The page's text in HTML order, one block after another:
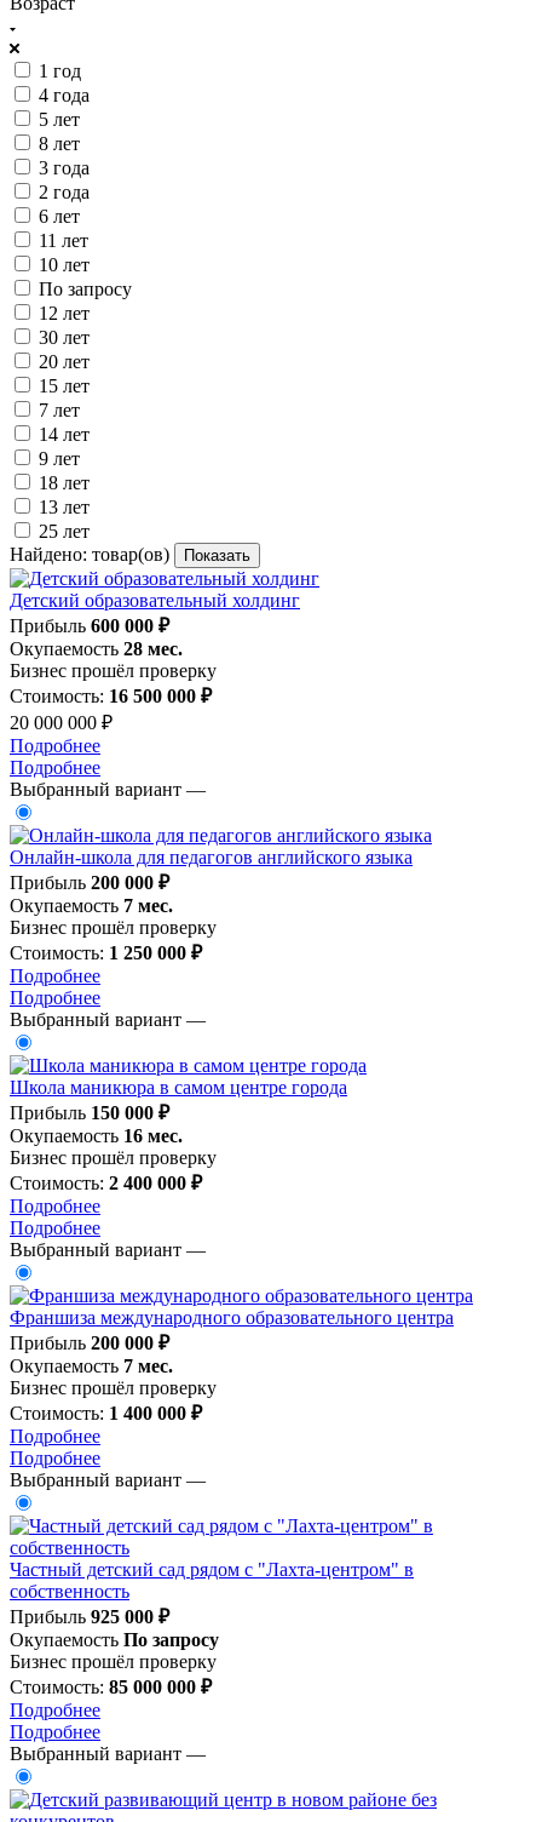
1 год
4 года
5 лет
8 лет
3 года
2 года
6 лет
11 лет
10 лет
По запросу
12 лет
30 лет
20 лет
15 лет
7 лет
14 лет
9 лет
18 лет
13 лет
25 лет
Найдено: товар(ов) Показать
Детский образовательный холдинг
Прибыль 600 000 ₽
Окупаемость 28 мес.
Бизнес прошёл проверку
Стоимость: 16 500 000 ₽
20 000 000 ₽
Подробнее
Подробнее
Выбранный вариант —
Онлайн-школа для педагогов английского языка
Прибыль 200 000 ₽
Окупаемость 7 мес.
Бизнес прошёл проверку
Стоимость: 1 250 000 ₽
Подробнее
Подробнее
Выбранный вариант —
Школа маникюра в самом центре города
Прибыль 150 000 ₽
Окупаемость 16 мес.
Бизнес прошёл проверку
Стоимость: 2 400 000 ₽
Подробнее
Подробнее
Выбранный вариант —
Франшиза международного образовательного центра
Прибыль 200 000 ₽
Окупаемость 7 мес.
Бизнес прошёл проверку
Стоимость: 1 400 000 ₽
Подробнее
Подробнее
Выбранный вариант —
Частный детский сад рядом с "Лахта-центром" в
собственность
Прибыль 925 000 ₽
Окупаемость По запросу
Бизнес прошёл проверку
Стоимость: 85 000 000 ₽
Подробнее
Подробнее
Выбранный вариант —